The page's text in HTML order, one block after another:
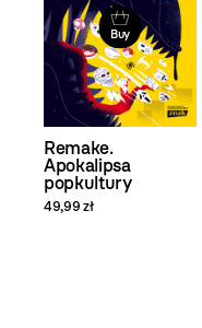
Buy
Remake.
Apokalipsa
popkultury
49,99 zł